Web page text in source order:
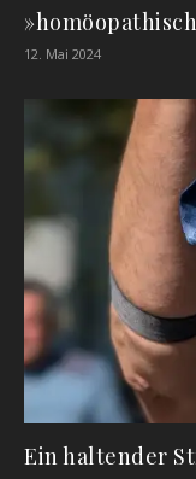
12. Mai 2024
Ein haltender